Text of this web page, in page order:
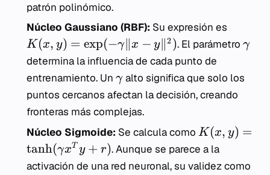
patrón polinómico.
Núcleo Gaussiano (RBF): Su expresión es
K (x, y) = exp(−γ∥x − y∥2). El parámetroγ
determina la influencia de cada punto de
entrenamiento. Un γ alto significa que solo los
puntos cercanos afectan la decisión, creando
fronteras más complejas.
Núcleo Sigmoide: Se calcula como K (x, y) =
tanh(γxT y + r). Aunque se parece a la
activación de una red neuronal, su validez como